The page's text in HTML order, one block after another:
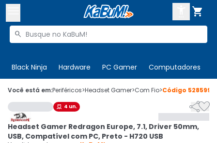

Buscar produtos

Black Ninja Hardware PC Gamer Computadores
 Olá. Acesse sua conta
 Departamentos
Cupons
CADASTRE-SE
Você está em:Periféricos>Headset Gamer>Com Fio>Código 528599
 4 un. 
Headset Gamer Redragon Europe, 7.1, Driver 50mm,
USB, Compatível com PC, Preto - H720 USB